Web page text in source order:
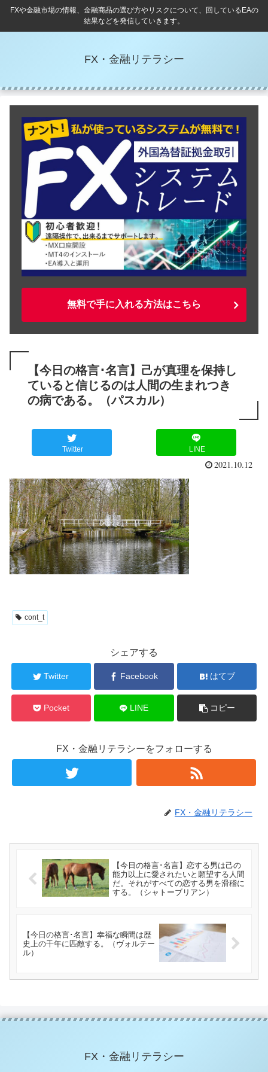
FXや金融市場の情報、金融商品の選び方やリスクについて、回しているEAの
結果などを発信していきます。
FX・金融リテラシー
無料で手に入れる方法はこちら
【今日の格言･名言】己が真理を保持し
ていると信じるのは人間の生まれつき
の病である。（パスカル）
Twitter LINE
2021.10.12
cont_t
シェアする
Twitter Facebook はてブ
Pocket LINE コピー
FX・金融リテラシーをフォローする
FX・金融リテラシー
【今日の格言･名言】恋する男は己の
能力以上に愛されたいと願望する人間
だ。それがすべての恋する男を滑稽に
する。（シャトーブリアン）
【今日の格言･名言】幸福な瞬間は歴
史上の千年に匹敵する。（ヴォルテー
ル）
FX・金融リテラシー